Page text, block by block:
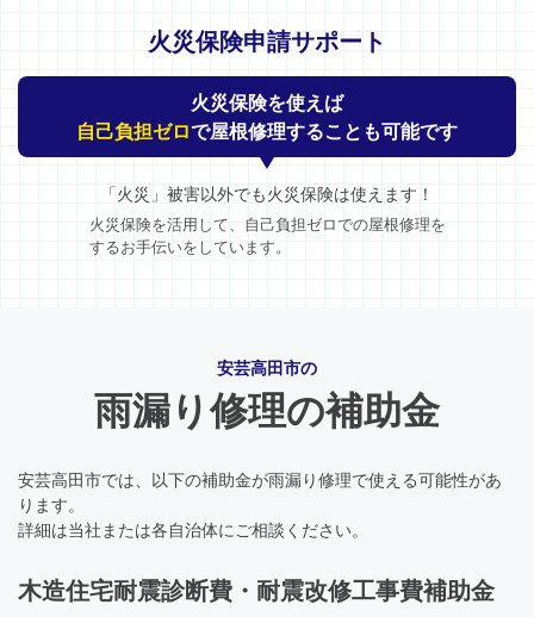
火災保険申請サポート
火災保険を使えば
自己負担ゼロで屋根修理することも可能です
「火災」被害以外でも火災保険は使えます！
火災保険を活用して、自己負担ゼロでの屋根修理を
するお手伝いをしています。
安芸高田市の
雨漏り修理の補助金
安芸高田市では、以下の補助金が雨漏り修理で使える可能性があ
ります。
詳細は当社または各自治体にご相談ください。
木造住宅耐震診断費・耐震改修工事費補助金